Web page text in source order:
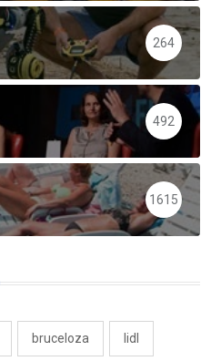
264
492
1615
bruceloza lidl